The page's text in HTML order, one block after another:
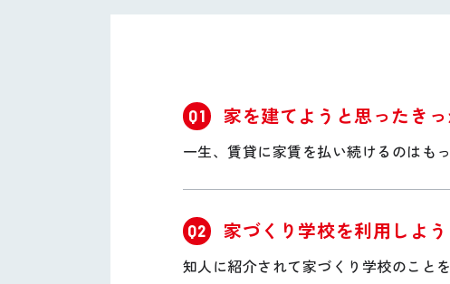
Q1 家を建てようと思ったきっ
一生、賃貸に家賃を払い続けるのはも
Q2 家づくり学校を利用しよ
知人に紹介されて家づくり学校のこと